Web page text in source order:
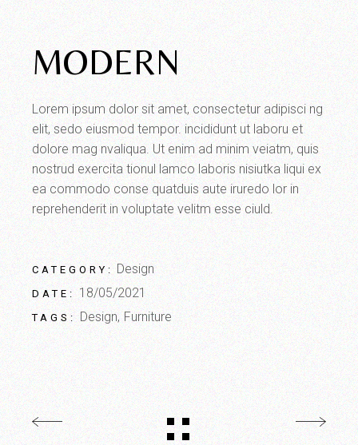
MODERN
Lorem ipsum dolor sit amet, consectetur adipisci ng
elit, sedo eiusmod tempor. incididunt ut laboru et
dolore mag nvaliqua. Ut enim ad minim veiatm, quis
nostrud exercita tionul lamco laboris nisiutka liqui ex
ea commodo conse quatduis aute iruredo lor in
reprehenderit in voluptate velitm esse ciuld.
CATEGORY: Design
DATE: 18/05/2021
TAGS: Design Furniture